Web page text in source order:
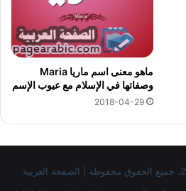
ماهو معنى اسم ماريا Maria
وصفاتها في الإسلام مع عيوب الإسم
2018-04-29